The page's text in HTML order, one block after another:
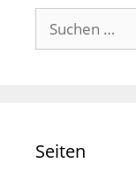
Suchen
nach:
Seiten